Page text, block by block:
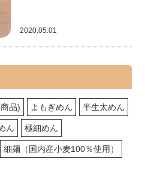
2020.05.01
品) よもぎめん 半生太めん
ん 極細めん
細麺（国内産小麦100％使用）